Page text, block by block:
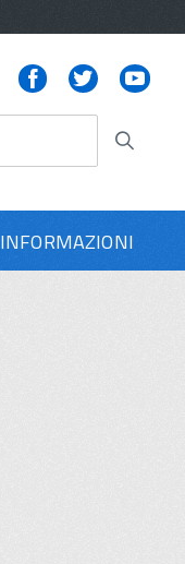
FacebookTwitter
INFORMAZIONI